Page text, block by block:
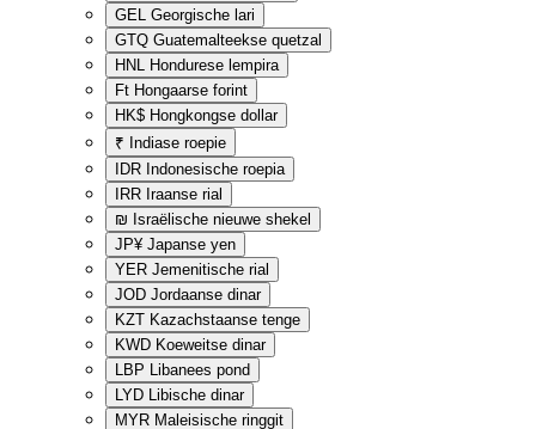
GEL Georgische lari
GTQ Guatemalteekse quetzal
HNL Hondurese lempira
Ft Hongaarse forint
HK$ Hongkongse dollar
₹ Indiase roepie
IDR Indonesische roepia
IRR Iraanse rial
₪ Israëlische nieuwe shekel
JP¥ Japanse yen
YER Jemenitische rial
JOD Jordaanse dinar
KZT Kazachstaanse tenge
KWD Koeweitse dinar
LBP Libanees pond
LYD Libische dinar
MYR Maleisische ringgit